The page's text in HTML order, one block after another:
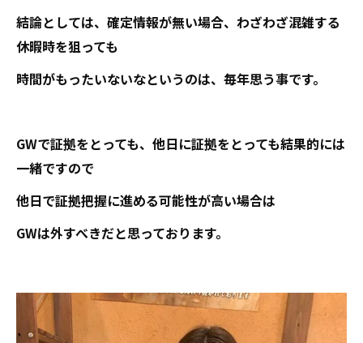
結論としては、確定情報が無い場合、わざわざ混雑する
休暇時を狙っても
時間がもったいないなというのは、毎年思う事です。
GWで証拠をとっても、他日に証拠をとっても結果的には
一緒ですので
他日で証拠把握に進める可能性が高い場合は
GWは外すべきだと思っております。